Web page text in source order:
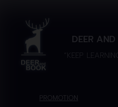
DEER
“KEEP
PROMOTION